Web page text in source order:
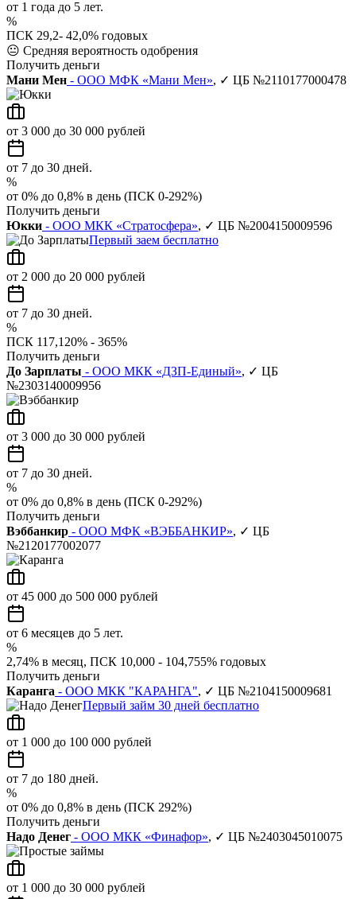
от 1 года до 5 лет.
%
ПСК 29,2- 42,0% годовых
😐 Средняя вероятность одобрения
Получить деньги
Мани Мен - ООО МФК «Мани Мен», ✓ ЦБ №2110177000478
от 3 000 до 30 000 рублей
от 7 до 30 дней.
%
от 0% до 0,8% в день (ПСК 0-292%)
Получить деньги
Юкки - ООО МКК «Стратосфера», ✓ ЦБ №2004150009596
Первый заем бесплатно
от 2 000 до 20 000 рублей
от 7 до 30 дней.
%
ПСК 117,120% - 365%
Получить деньги
До Зарплаты - ООО МКК «ДЗП-Единый», ✓ ЦБ
№2303140009956
от 3 000 до 30 000 рублей
от 7 до 30 дней.
%
от 0% до 0,8% в день (ПСК 0-292%)
Получить деньги
Вэббанкир - ООО МФК «ВЭББАНКИР», ✓ ЦБ
№2120177002077
от 45 000 до 500 000 рублей
от 6 месяцев до 5 лет.
%
2,74% в месяц, ПСК 10,000 - 104,755% годовых
Получить деньги
Каранга - ООО МКК "КАРАНГА", ✓ ЦБ №2104150009681
Первый займ 30 дней бесплатно
от 1 000 до 100 000 рублей
от 7 до 180 дней.
%
от 0% до 0,8% в день (ПСК 292%)
Получить деньги
Надо Денег - ООО МКК «Финафор», ✓ ЦБ №2403045010075
от 1 000 до 30 000 рублей